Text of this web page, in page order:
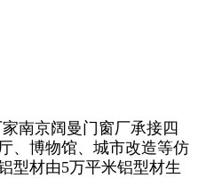
南京阔曼门窗厂承接四
、博物馆、城市改造等仿
型材由5万平米铝型材生